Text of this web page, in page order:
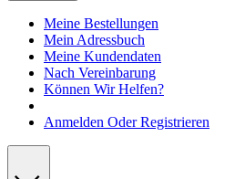
Meine Bestellungen
Mein Adressbuch
Meine Kundendaten
Nach Vereinbarung
Können Wir Helfen?
Anmelden Oder Registrieren